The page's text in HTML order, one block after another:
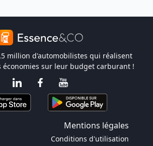
million d'automobilistes qui réalisent
économies sur leur budget carburant !
Mentions légales
Conditions d'utilisation